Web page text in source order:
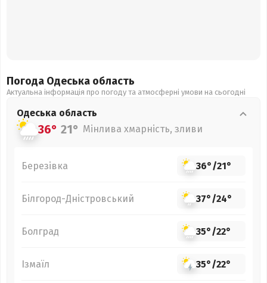
Погода Одеська область
Актуальна інформація про погоду та атмосферні умови на сьогодні
Одеська область
36° 21° Мінлива хмарність, зливи
Березівка 36°/21°
Білгород-Дністровський 37°/24°
Болград 35°/22°
Ізмаїл 35°/22°